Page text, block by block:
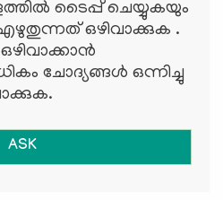
ടൈപ്പ് ചെയ്യുകയും
എഴുതുന്നത് ഒഴിവാക്കുക .
ചോദ്യങ്ങള്‍ ഒന്നിച്ചു
ASK